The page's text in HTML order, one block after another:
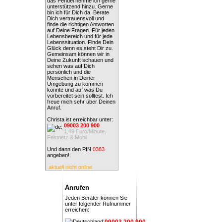
unterstützend hinzu. Gerne
bin ich für Dich da. Berate
Dich vertrauensvoll und
finde die richtigen Antworten
auf Deine Fragen. Für jeden
Lebensbereich und für jede
Lebenssituation. Finde Dein
Glück denn es steht Dir zu.
Gemeinsam können wir in
Deine Zukunft schauen und
sehen was auf Dich
persönlich und die
Menschen in Deiner
Umgebung zu kommen
könnte und auf was Du
vorbereitet sein solltest. Ich
freue mich sehr über Deinen
Anruf.
Christa ist erreichbar unter:
09003 200 900
1,49 Euro/Minute,
Festnetz & Mobil
Und dann den PIN 0383
angeben!
aktuell nicht online
Anrufen
Jeden Berater können Sie
unter folgender Rufnummer
erreichen: